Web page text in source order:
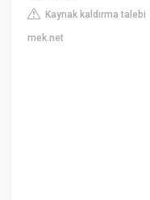
Kaynak kaldırma talebi
mek.net